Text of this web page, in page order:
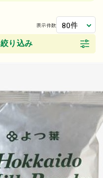
表示件数 80件
絞り込み